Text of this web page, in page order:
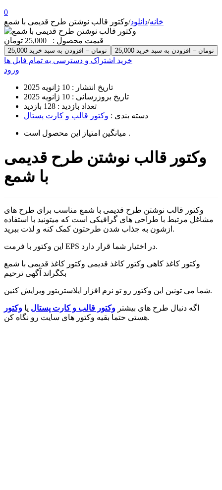
0
خانه/دانلود/وکتور قالب نوشتن طرح قدیمی با شمع
قیمت محصول : 25,000 تومان
25,000 تومان – افزودن به سبد خرید
خرید اشتراک و دسترسی به تمام فایل ها
ورود
تاریخ انتشار : 10 ژانویه 2025
تاریخ بروزرسانی : 10 ژانویه 2025
تعداد بازدید : 128 بازدید
دسته بندی : وکتور قالب و کارت پستال
میانگین امتیاز این محصول است .
وکتور قالب نوشتن طرح قدیمی
با شمع
وکتور قالب نوشتن طرح قدیمی با شمع مناسب برای طرح های
مشاغل مرتبط با طراحی های گرافیکی است که میتونید با استفاده
ازشون به جذاب شدن طرحتون کمک کنه و لذت ببرید.
این وکتور با فرمت EPS در اختیار شما قرار دارد.
وکتور کاغذ کاهی وکتور کاغذ قدیمی وکتور کاغذ قدیمی با شمع
بکگراند آگهی ترحیم
شما می تونین این وکتور رو تو نرم افزار ایلاستریتور ویرایش کنین.
اگه دنبال طرح های بیشتر وکتور قالب و کارت پستال یا وکتور
هستی حتما بقیه وکتور های سایت رو نگاه کن.